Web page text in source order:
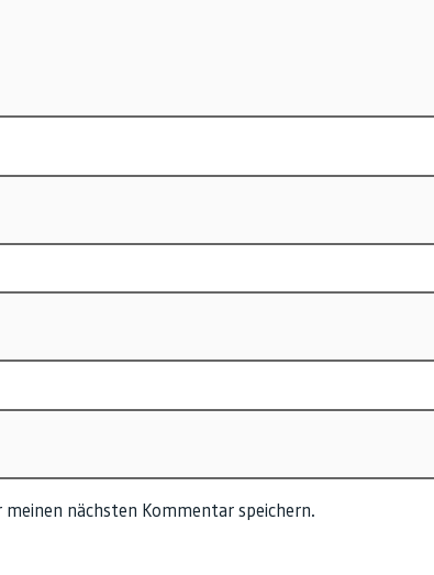
nächsten Kommentar speichern.